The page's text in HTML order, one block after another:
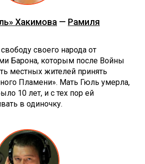
Хакимова — Рамиля
своего народа от
Барона, которым после Войны
местных жителей принять
Пламени». Мать Гюль умерла,
10 лет, и с тех пор ей
в одиночку.